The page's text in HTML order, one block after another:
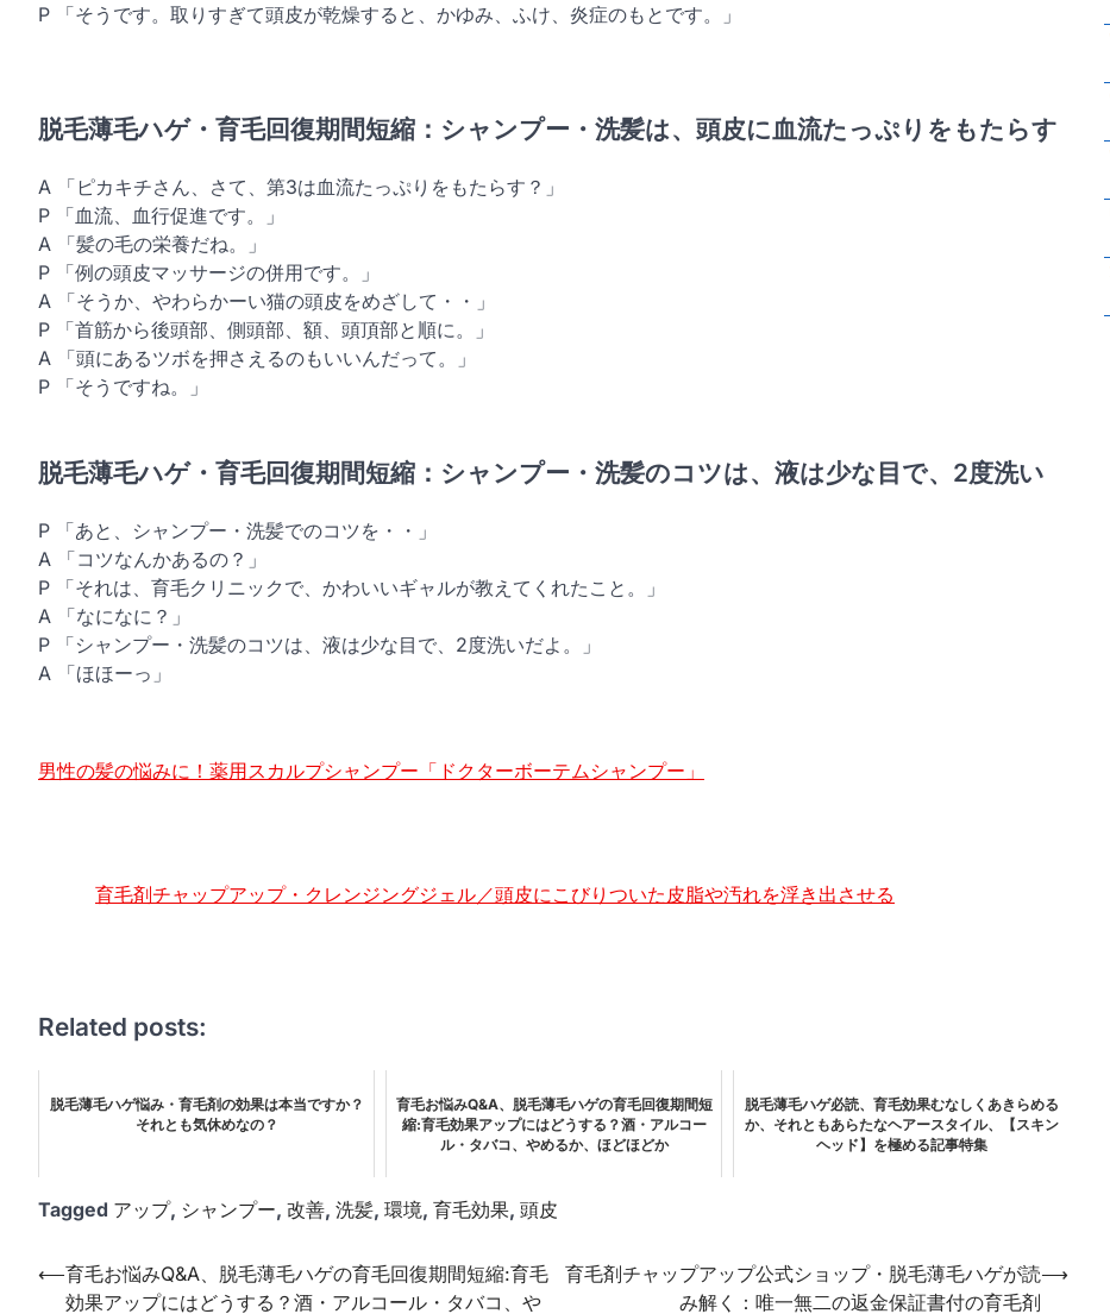
P 「そうです。取りすぎて頭皮が乾燥すると、かゆみ、ふけ、炎症のもとです。」
脱毛薄毛ハゲ・育毛回復期間短縮：シャンプー・洗髪は、頭皮に血流たっぷりをもたらす
A 「ピカキチさん、さて、第3は血流たっぷりをもたらす？」
P 「血流、血行促進です。」
A 「髪の毛の栄養だね。」
P 「例の頭皮マッサージの併用です。」
A 「そうか、やわらかーい猫の頭皮をめざして・・」
P 「首筋から後頭部、側頭部、額、頭頂部と順に。」
A 「頭にあるツボを押さえるのもいいんだって。」
P 「そうですね。」
脱毛薄毛ハゲ・育毛回復期間短縮：シャンプー・洗髪のコツは、液は少な目で、2度洗い
P 「あと、シャンプー・洗髪でのコツを・・」
A 「コツなんかあるの？」
P 「それは、育毛クリニックで、かわいいギャルが教えてくれたこと。」
A 「なになに？」
P 「シャンプー・洗髪のコツは、液は少な目で、2度洗いだよ。」
A 「ほほーっ」
男性の髪の悩みに！薬用スカルプシャンプー「ドクターボーテムシャンプー」
育毛剤チャップアップ・クレンジングジェル／頭皮にこびりついた皮脂や汚れを浮き出させる
Related posts:
脱毛薄毛ハゲ悩み・育毛剤の効果は本当ですか？
それとも気休めなの？
育毛お悩みQ&A、脱毛薄毛ハゲの育毛回復期間短
縮:育毛効果アップにはどうする？酒・アルコー
ル・タバコ、やめるか、ほどほどか
脱毛薄毛ハゲ必読、育毛効果むなしくあきらめる
か、それともあらたなヘアースタイル、【スキン
ヘッド】を極める記事特集
Tagged アップ, シャンプー, 改善, 洗髪, 環境, 育毛効果, 頭皮
投
⟵育毛お悩みQ&A、脱毛薄毛ハゲの育毛回復期間短縮:育毛
効果アップにはどうする？酒・アルコール・タバコ、や
育毛剤チャップアップ公式ショップ・脱毛薄毛ハゲが読
み解く：唯一無二の返金保証書付の育毛剤
⟶